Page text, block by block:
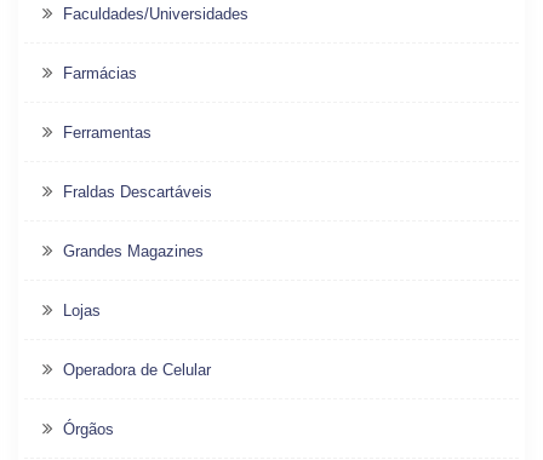
Faculdades/Universidades
Farmácias
Ferramentas
Fraldas Descartáveis
Grandes Magazines
Lojas
Operadora de Celular
Órgãos